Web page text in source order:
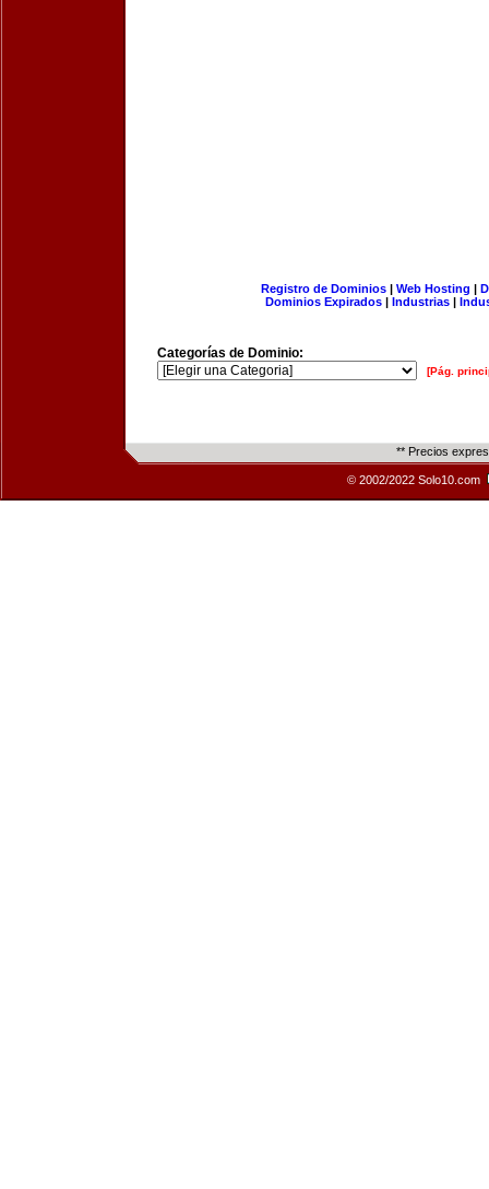
Registro de Dominios| Web Hosting |
Dominios Expirados | Industrias |
Categorías de Dominio:
[Pág.
** Precios
© 2002/2022 Solo10.com